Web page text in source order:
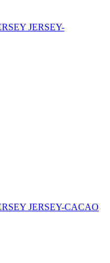
JERSEY-
JERSEY-CACAO